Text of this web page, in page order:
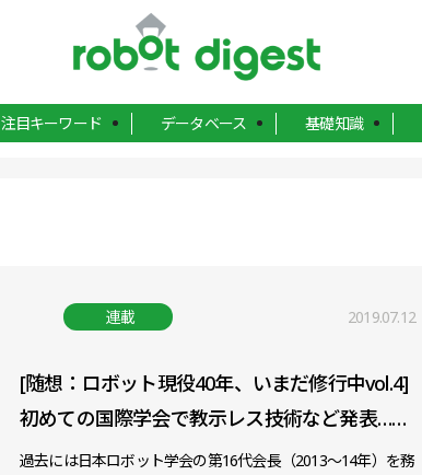
注目キーワード データベース 基礎知識
連載 2019.07.12
[随想：ロボット現役40年、いまだ修行中vol.4]
初めての国際学会で教示レス技術など発表……
過去には日本ロボット学会の第16代会長（2013～14年）を務